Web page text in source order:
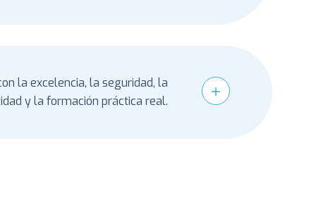
la excelencia, la seguridad, la
y la formación práctica real.